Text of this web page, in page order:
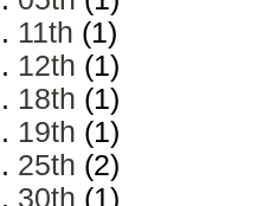
. 11th (1)
. 12th (1)
. 18th (1)
. 19th (1)
. 25th (2)
. 30th (1)